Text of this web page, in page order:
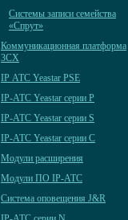
Системы записи семейства
«Спрут»
Коммуникационная платформа
3CX
IP АТС Yeastar PSE
IP-АТС Yeastar серии P
IP-АТС Yeastar серии S
IP-АТС Yeastar серии C
Модули расширения
Модули ПО IP-АТС
Система оповещения J&R